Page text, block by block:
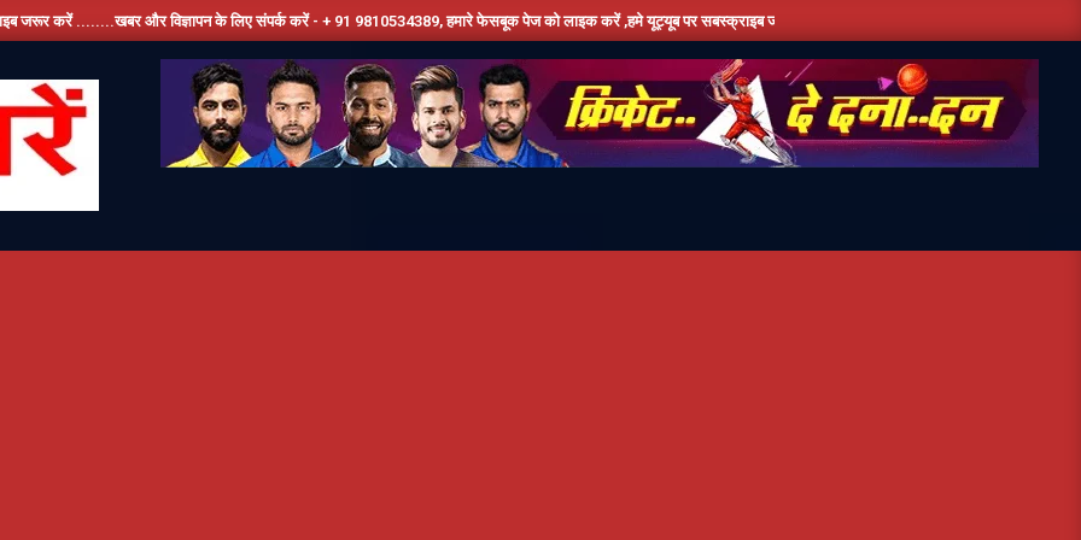
और विज्ञापन के लिए संपर्क करें - + 91 9810534389, हमारे फेसबूक पेज को लाइक करें ,हमे यूट्यूब पर सबस्क्राइब जरूर करें,दिन भर की तमाम छोटी बड़ी खबरों के लिए बने रहे हमारे साथ